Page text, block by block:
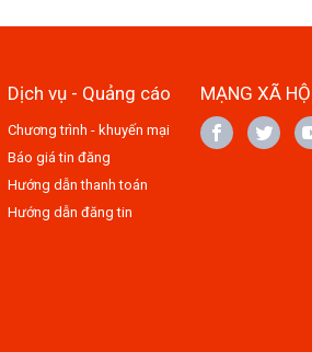
Dịch vụ - Quảng cáo
Chương trình - khuyến mại
Báo giá tin đăng
Hướng dẫn thanh toán
Hướng dẫn đăng tin
MẠNG XÃ